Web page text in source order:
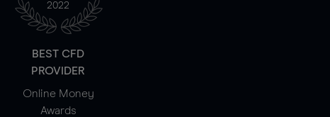
2022
BEST CFD
PROVIDER
Online Money
Awards